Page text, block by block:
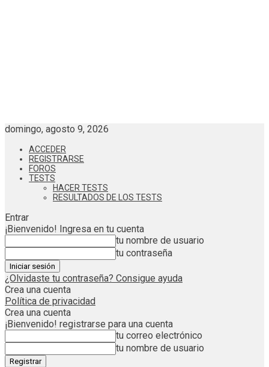
domingo, agosto 9, 2026
ACCEDER
REGISTRARSE
FOROS
TESTS
HACER TESTS
RESULTADOS DE LOS TESTS
Entrar
¡Bienvenido! Ingresa en tu cuenta
tu nombre de usuario
tu contraseña
¿Olvidaste tu contraseña? Consigue ayuda
Crea una cuenta
Política de privacidad
Crea una cuenta
¡Bienvenido! registrarse para una cuenta
tu correo electrónico
tu nombre de usuario